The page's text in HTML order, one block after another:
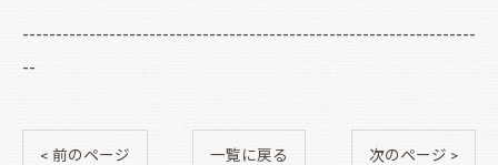
--------------------------------------------------------------------
--
< 前のページ 一覧に戻る 次のページ >